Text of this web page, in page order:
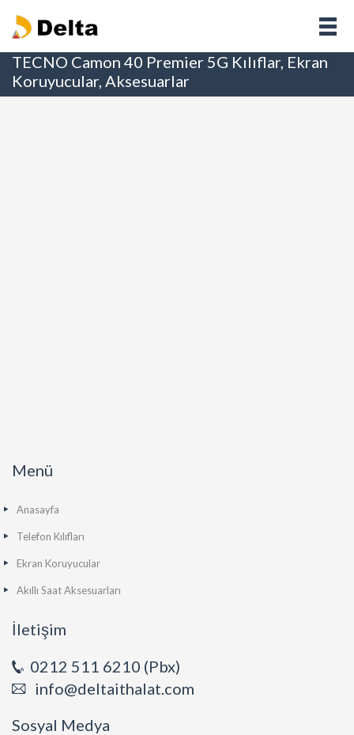
TECNO Camon 40 Premier 5G Kılıflar, Ekran
Koruyucular, Aksesuarlar
Menü
Anasayfa
Telefon Kılıfları
Ekran Koruyucular
Akıllı Saat Aksesuarları
İletişim
0212 511 6210 (Pbx)
info@deltaithalat.com
Sosyal Medya